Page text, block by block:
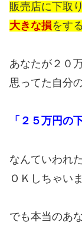
販売店に下取
大きな損をす
あなたが２０
思ってた自分
「２５万円の
なんていわれ
ＯＫしちゃい
でも本当のあ